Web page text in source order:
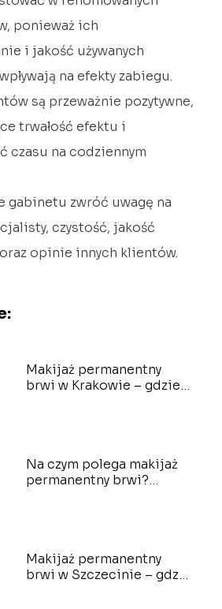
ponieważ ich
i jakość używanych
na efekty zabiegu.
są przeważnie pozytywne,
trwałość efektu i
czasu na codziennym
gabinetu zwróć uwagę na
czystość, jakość
opinie innych klientów.
Makijaż permanentny
brwi w Krakowie – gdzie
Na czym polega makijaż
permanentny brwi?
Makijaż permanentny
brwi w Szczecinie – gdzie